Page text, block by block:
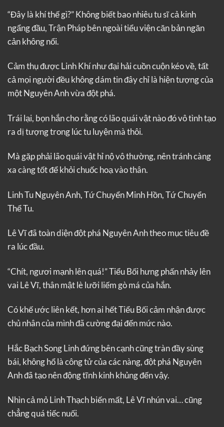
“Đây là khí thế gì?” Không biết bao nhiêu tu sĩ cả kinh
ngẩng đầu, Trận Pháp bên ngoài tiểu viện căn bản ngăn
cản không nổi.
Cảm thụ được Linh Khí như đại hải cuồn cuộn kéo về, tất
cả mọi người đều không dám tin đây chỉ là hiện tượng của
một Nguyên Anh vừa đột phá.
Trái lại, bọn hắn cho rằng có lão quái vật nào đó vô tình tạo
ra dị tượng trong lúc tu luyện mà thôi.
Mà gặp phải lão quái vật hỉ nộ vô thường, nên tránh càng
xa càng tốt để khỏi chuốc hoạ vào thân.
Linh Tu Nguyên Anh, Tứ Chuyển Minh Hồn, Tứ Chuyển
Thể Tu.
Lê Vĩ đã toàn diện đột phá Nguyên Anh theo mục tiêu đề
ra lúc đầu.
“Chít, ngươi mạnh lên quá!” Tiểu Bối hưng phấn nhảy lên
vai Lê Vĩ, thân mật lè lưỡi liếm gò má của hắn.
Có khế ước liên kết, hơn ai hết Tiểu Bối cảm nhận được
chủ nhân của mình đã cường đại đến mức nào.
Hắc Bạch Song Linh đứng bên cạnh cũng tràn đầy sùng
bái, không hổ là công tử của các nàng, đột phá Nguyên
Anh đã tạo nên động tĩnh kinh khủng đến vậy.
Nhìn cả mỏ Linh Thạch biến mất, Lê Vĩ nhún vai… cũng
chẳng quá tiếc nuối.